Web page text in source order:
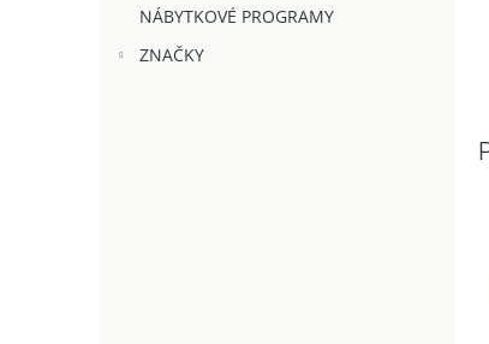
NÁBYTKOVÉ PROGRAMY
ZNAČKY